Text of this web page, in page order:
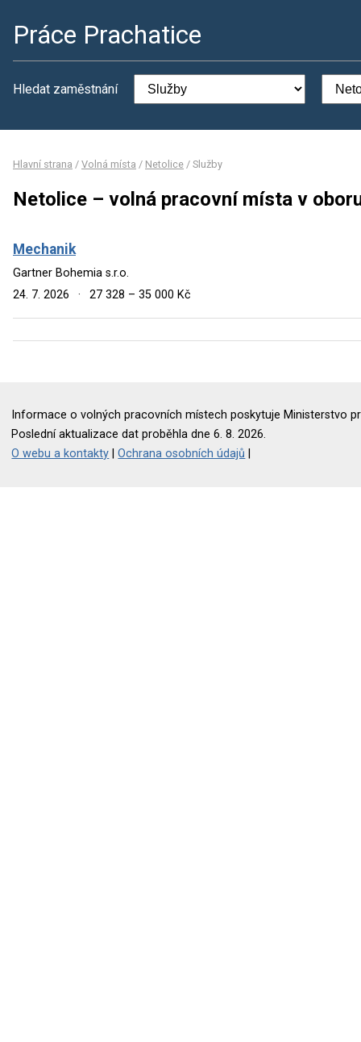
Práce Prachatice
Hledat zaměstnání
Hlavní strana / Volná místa / Netolice / Služby
Netolice – volná pracovní místa v
Mechanik
Gartner Bohemia s.r.o.
24. 7. 2026
· 27 328 – 35 000 Kč
Informace o volných pracovních místech poskytuje Ministerstvo
Poslední aktualizace dat proběhla dne 6. 8. 2026.
O webu a kontakty |Ochrana osobních údajů